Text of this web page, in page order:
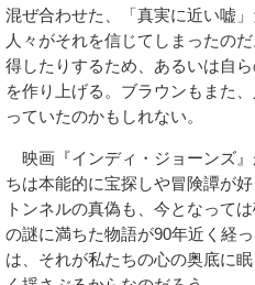
混ぜ合わせた、「真実に近い嘘
人々がそれを信じてしまったの
得したりするため、あるいは自
を作り上げる。ブラウンもまた
っていたのかもしれない。
映画『インディ・ジョーンズ
ちは本能的に宝探しや冒険譚が
トンネルの真偽も、今となって
の謎に満ちた物語が90年近く経
は、それが私たちの心の奥底に